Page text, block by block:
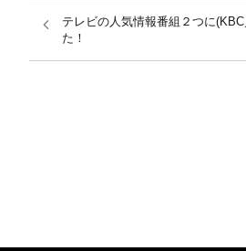
テレビの人気情報番組２つに
た！